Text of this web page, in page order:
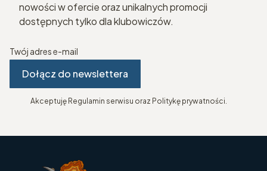
nowości w ofercie oraz unikalnych promocji
dostępnych tylko dla klubowiczów.
Twój adres e-mail
Dołącz do newslettera
Akceptuję Regulamin serwisu oraz Politykę prywatności.